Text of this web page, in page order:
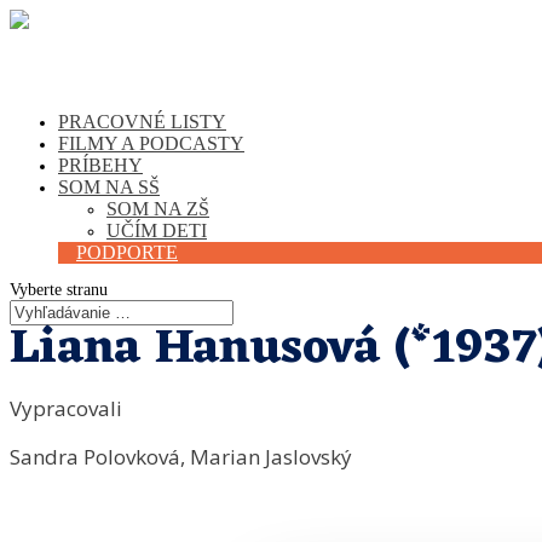
PRACOVNÉ LISTY
FILMY A PODCASTY
PRÍBEHY
SOM NA SŠ
SOM NA ZŠ
UČÍM DETI
PODPORTE
Vyberte stranu
Liana Hanusová
Vypracovali
Sandra Polovková, Marian Jaslovský